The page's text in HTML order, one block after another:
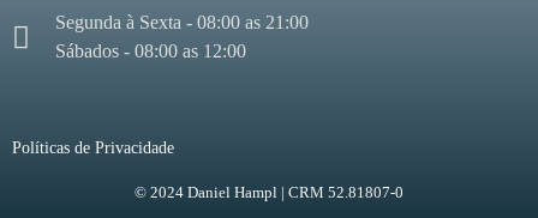
Segunda à Sexta - 08:00 as 21:00
Sábados - 08:00 as 12:00
Políticas de Privacidade
© 2024 Daniel Hampl | CRM 52.81807-0